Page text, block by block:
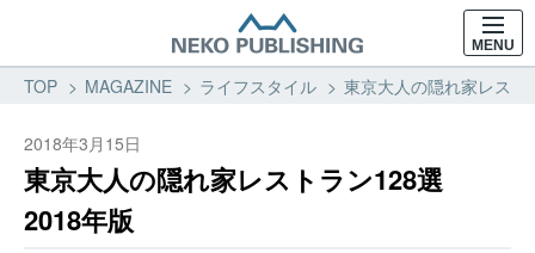
MENU
TOP MAGAZINE ライフスタイル 東京大人の隠れ家レス
2018年3月15日
東京大人の隠れ家レストラン128選
2018年版